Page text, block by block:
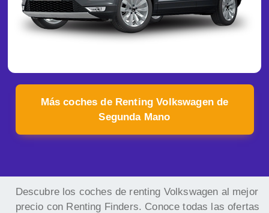
Más coches de Renting Volkswagen de
Segunda Mano
Descubre los coches de renting Volkswagen al mejor
precio con Renting Finders. Conoce todas las ofertas